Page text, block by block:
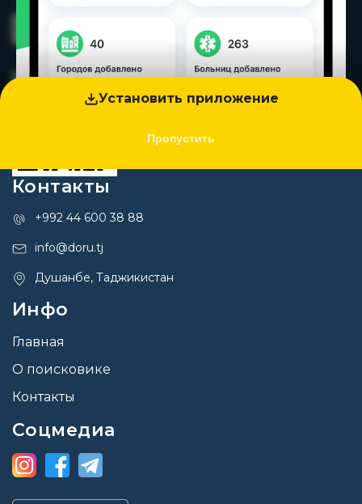
Установить приложение
Пропустить
Контакты
+992 44 600 38 88
info@doru.tj
Душанбе, Таджикистан
Инфо
Главная
О поисковике
Контакты
Соцмедиа